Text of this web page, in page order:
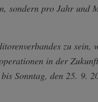
sondern pro Jahr und
zu sein,
in der
Sonntag, den 25. 9.